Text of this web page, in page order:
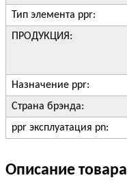
Тип элемента ppr:
ПРОДУКЦИЯ:
Назначение ppr:
Страна брэнда:
ppr эксплуатация pn:
Описание товара